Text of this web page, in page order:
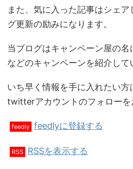
また、気に入った記事はシェア
グ更新の励みになります。
当ブログはキャンペーン屋の
などのキャンペーンを紹介して
いち早く情報を手に入れたい方
twitterアカウントのフォローを
feedly feedlyに登録する
RSS RSSを表示する